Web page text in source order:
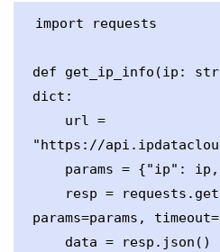
import requests
def get_ip_info(ip:
dict:
"https://
params=params,